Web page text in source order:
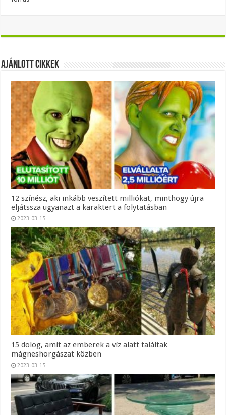
Ajánlott Cikkek
12 színész, aki inkább veszített milliókat, minthogy újra
eljátssza ugyanazt a karaktert a folytatásban
2023-03-15
15 dolog, amit az emberek a víz alatt találtak
mágneshorgászat közben
2023-03-15